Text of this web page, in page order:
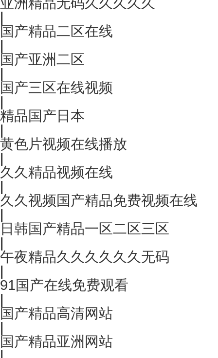
|
国产精品二区在线
|
国产亚洲二区
|
国产三区在线视频
|
精品国产日本
|
黄色片视频在线播放
|
久久精品视频在线
|
久久视频国产精品免费视频在线
|
日韩国产精品一区二区三区
|
午夜精品久久久久久久无码
|
91国产在线免费观看
|
国产精品高清网站
|
国产精品亚洲网站